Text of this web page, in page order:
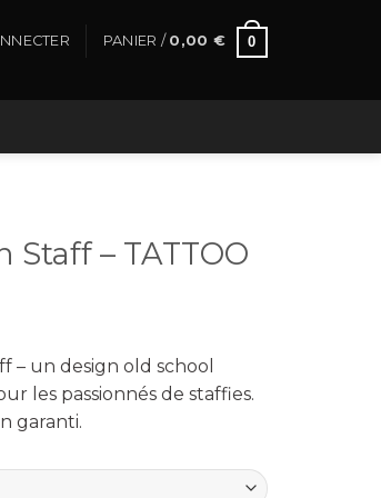
PANIER / 0,00 € 0
– TATTOO
– un design old school
les passionnés de staffies.
garanti.